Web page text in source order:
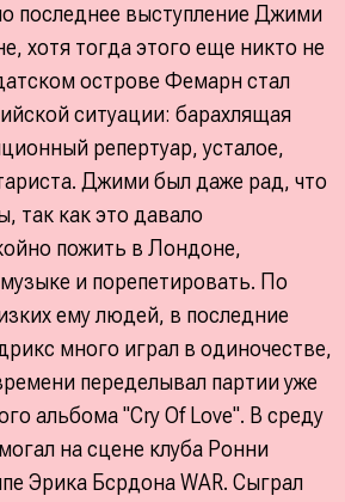
последнее выступление Джими
хотя тогда этого еще никто не
острове Фемарн стал
ситуации: барахлящая
репертуар, усталое,
Джими был даже рад, что
так как это давало
пожить в Лондоне,
и порепетировать. По
ему людей, в последние
много играл в одиночестве,
переделывал партии уже
альбома "Cry Of Love". В среду
на сцене клуба Ронни
Эрика Бсрдона WAR. Сыграл